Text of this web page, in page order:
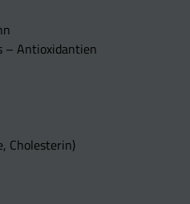
– Antioxidantien
Cholesterin)